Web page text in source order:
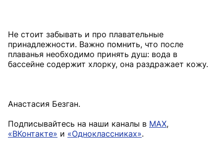
Не стоит забывать и про плавательные
принадлежности. Важно помнить, что после
плаванья необходимо принять душ: вода в
бассейне содержит хлорку, она раздражает кожу.
Анастасия Безган.
Подписывайтесь на наши каналы в MAX,
«ВКонтакте» и «Одноклассниках».